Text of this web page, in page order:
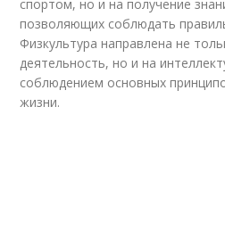
спортом, но и на получение
позволяющих соблюдать
Физкультура направлена не
деятельность, но и на
соблюдением основных
жизни.